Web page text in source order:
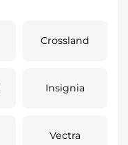
Crossland
Insignia
Vectra